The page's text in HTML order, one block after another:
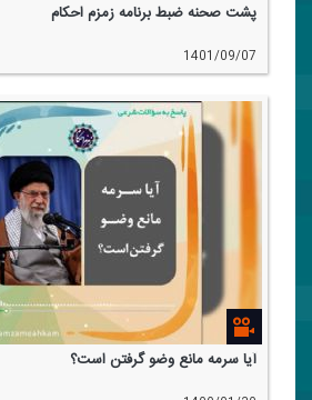
پشت صحنه ضبط برنامه زمزم احكام
1401/09/07
آیا سرمه مانع وضو گرفتن است؟